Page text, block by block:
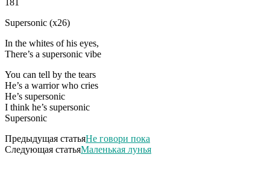
181
Supersonic (x26)
In the whites of his eyes,
There’s a supersonic vibe
You can tell by the tears
He’s a warrior who cries
He’s supersonic
I think he’s supersonic
Supersonic
Предыдущая статьяНе говори пока
Следующая статьяМаленькая лунья